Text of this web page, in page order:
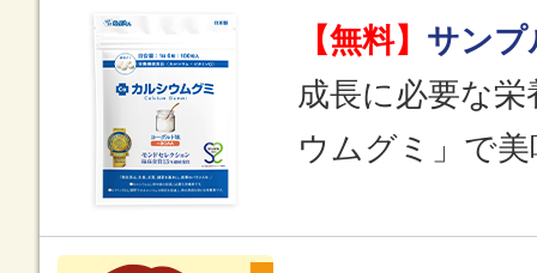
【無料】 サンプ
成長に必要な
ウムグミ」で